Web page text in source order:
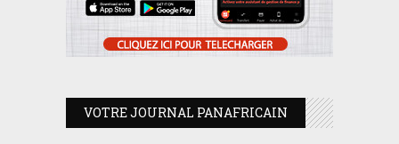
VOTRE JOURNAL PANAFRICAIN